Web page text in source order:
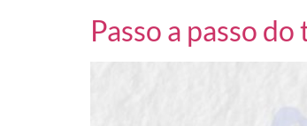
Passo a passo